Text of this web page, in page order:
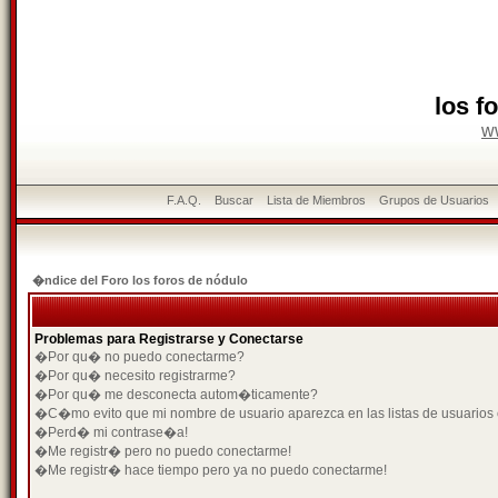
los
F.A.Q. Buscar Lista de Miembros Grupos de Usuarios
�ndice del Foro los foros de nódulo
Problemas para Registrarse y Conectarse
�Por qu� no puedo conectarme?
�Por qu� necesito registrarme?
�Por qu� me desconecta autom�ticamente?
�C�mo evito que mi nombre de usuario aparezca en las listas de usuarios
�Perd� mi contrase�a!
�Me registr� pero no puedo conectarme!
�Me registr� hace tiempo pero ya no puedo conectarme!